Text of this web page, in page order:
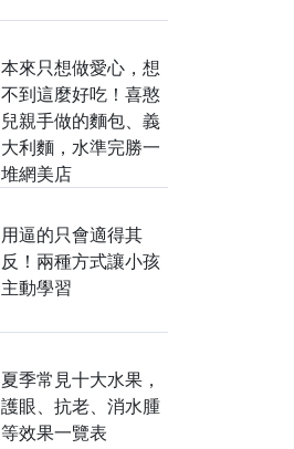
本來只想做愛心，想
不到這麼好吃！喜憨
兒親手做的麵包、義
大利麵，水準完勝一
堆網美店
用逼的只會適得其
反！兩種方式讓小孩
主動學習
夏季常見十大水果，
護眼、抗老、消水腫
等效果一覽表